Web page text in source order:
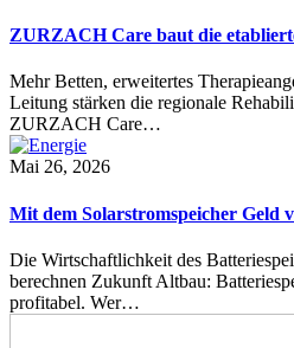
ZURZACH Care baut die
Mehr Betten, erweitertes
Leitung stärken die regionale
ZURZACH Care…
Mai 26, 2026
Mit dem Solarstromspeicher Geld
Die Wirtschaftlichkeit des
berechnen Zukunft Altbau:
profitabel. Wer…